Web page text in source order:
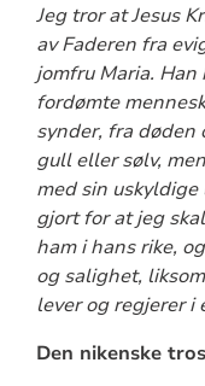
Jeg tror at Jesus
av Faderen fra
jomfru Maria.
fordømte
synder, fra døden
gull eller sølv,
med sin
gjort for at jeg
ham i hans rike,
og salighet,
lever og regjerer i
Den nikenske